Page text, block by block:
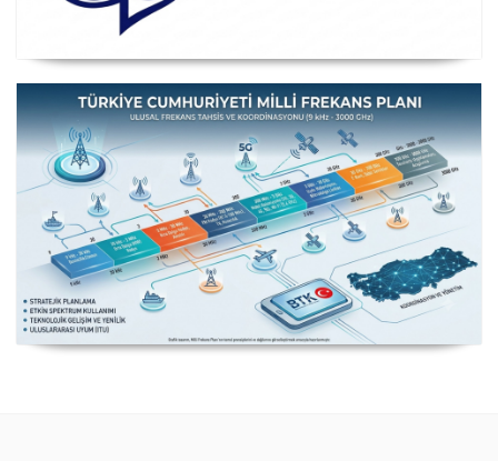
Posta ve Telekomünikasyon İdareleri Avrupa Konferansı
Milli Frekans Planı